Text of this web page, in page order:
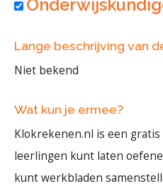
Lange beschrijving van
Niet bekend
Wat kun je ermee?
Klokrekenen.nl is een
leerlingen kunt laten
kunt werkbladen